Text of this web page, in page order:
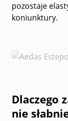
pozostaje
koniunktury.
Dlaczego
nie